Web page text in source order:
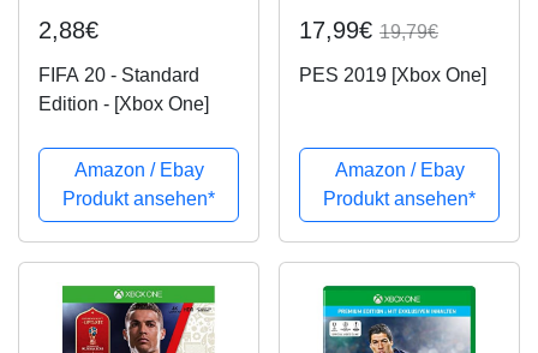
2,88€
FIFA 20 - Standard
Edition - [Xbox One]
Amazon / Ebay
Produkt ansehen*
17,99€ 19,79€
PES 2019 [Xbox One]
Amazon / Ebay
Produkt ansehen*